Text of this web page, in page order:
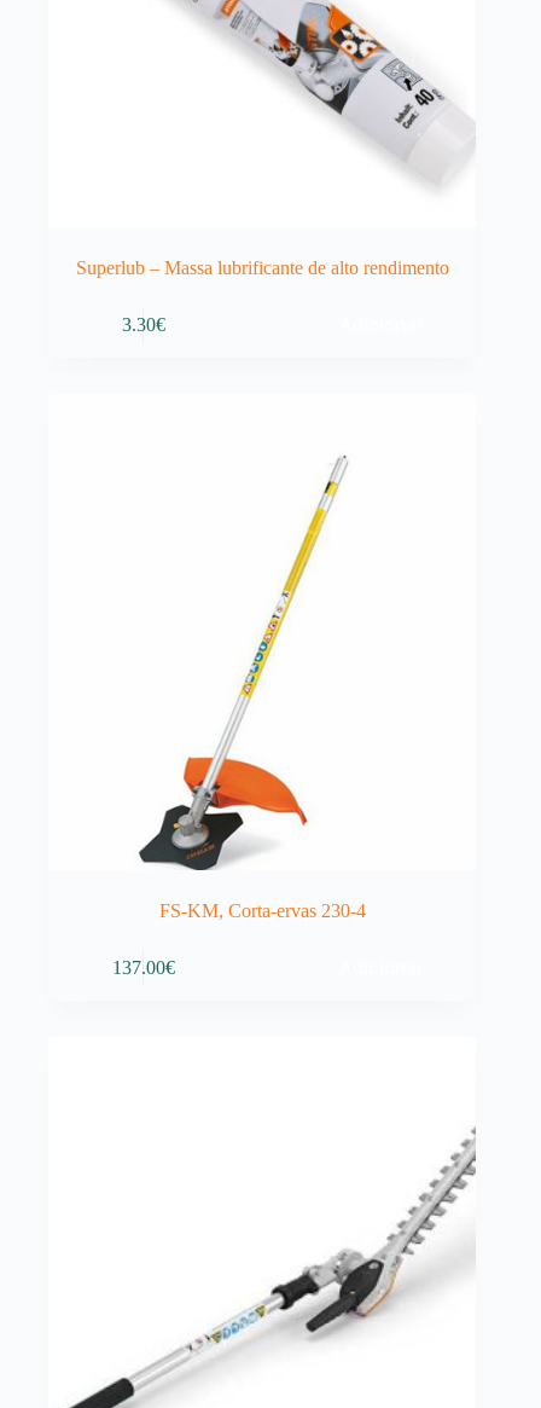
Superlub – Massa lubrificante de alto rendimento
3.30€
FS-KM, Corta-ervas 230-4
137.00€